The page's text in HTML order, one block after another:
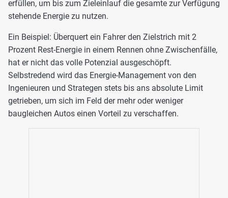
erfüllen, um bis zum Zieleinlauf die gesamte zur Verfügung
stehende Energie zu nutzen.
Ein Beispiel: Überquert ein Fahrer den Zielstrich mit 2
Prozent Rest-Energie in einem Rennen ohne Zwischenfälle,
hat er nicht das volle Potenzial ausgeschöpft.
Selbstredend wird das Energie-Management von den
Ingenieuren und Strategen stets bis ans absolute Limit
getrieben, um sich im Feld der mehr oder weniger
baugleichen Autos einen Vorteil zu verschaffen.